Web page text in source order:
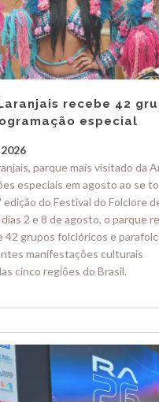
recebe 42
especial
parque mais visitado da
especiais em agosto ao se
edição do Festival do Folclore
2 e 8 de agosto, o parque
42 grupos folclóricos e
manifestações culturais
cinco regiões do Brasil.